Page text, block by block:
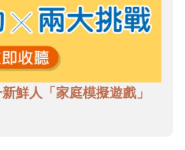
鮮人「家庭模擬遊戲」